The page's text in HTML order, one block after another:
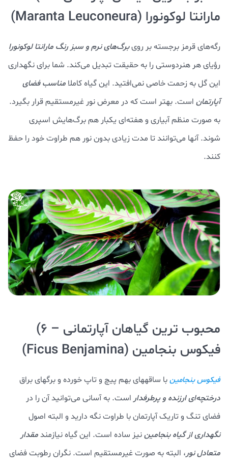
مارانتا لوکونورا (Maranta Leuconeura)
رگه‌های قرمز برجسته بر رویبرگ‌های نرم و سبز رنگ مارانتا لوکونورا
رؤیای هر هنردوستی را به حقیقت تبدیل می‌کند. شما برای نگهداری
این گل به زحمت خاصی نمی‌افتید. این گیاه کاملا مناسب فضای
آپارتمان است. بهتر است که در معرض نور غیرمستقیم قرار بگیرد.
به صورت منظم آبیاری و هفته‌ای یکبار هم برگ‌هایش اسپری
شوند. آنها می‌توانند تا مدت زیادی بدون نور هم طراوت خود را حفظ
کنند.
محبوب ترین گیاهان آپارتمانی – ۶)
فیکوس بنجامین (Ficus Benjamina)
فیکوس بنجامینبا ساقههای بهم پیچ و تاپ خورده و برگهای براق
درختچه‌ای ارزنده و پرطرفدار است. به آسانی می‌توانید آن را در
فضای تنگ و تاریک آپارتمان با طراوت نگه دارید و البته اصول
نگهداری از گیاه بنجامیننیز ساده است. این گیاه نیازمندمقدار
متعادل نور، البته به صورت غیرمستقیم است. نگران رطوبت فضای